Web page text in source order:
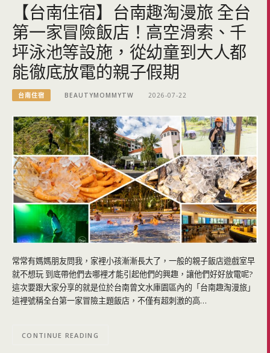
【台南住宿】台南趣淘漫旅 全台
第一家冒險飯店！高空滑索、千
坪泳池等設施，從幼童到大人都
能徹底放電的親子假期
台南住宿 BEAUTYMOMMYTW 2026-07-22
常常有媽媽朋友問我，家裡小孩漸漸長大了，一般的親子飯店遊戲室早
就不想玩 到底帶他們去哪裡才能引起他們的興趣，讓他們好好放電呢?
這次要跟大家分享的就是位於台南曾文水庫園區內的「台南趣淘漫旅」
這裡號稱全台第一家冒險主題飯店，不僅有超刺激的高…
CONTINUE READING